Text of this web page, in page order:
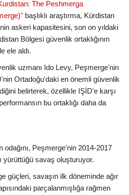
The Peshmerga
başlıklı araştırma, Kürdistan
askeri kapasitesini, son on yıldaki
Bölgesi güvenlik ortaklığının
ele aldı.
uzmanı Ido Levy, Peşmerge'nin
Ortadoğu'daki en önemli güvenlik
belirterek, özellikle IŞİD'e karşı
bu ortaklığı daha da
odağını, Peşmerge'nin 2014-2017
yürüttüğü savaş oluşturuyor.
güçleri, savaşın ilk döneminde ağır
parçalanmışlığa rağmen